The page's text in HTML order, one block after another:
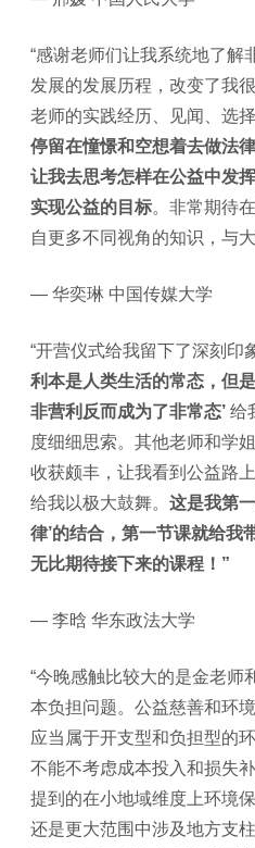
“感谢老师们让我系统地了解
发展的发展历程，改变了我
老师的实践经历、见闻、选
停留在憧憬和空想着去做法
让我去思考怎样在公益中发
实现公益的目标。非常期待
自更多不同视角的知识，与
— 华奕琳 中国传媒大学
“开营仪式给我留下了深刻印
利本是人类生活的常态，但
非营利反而成为了非常态’ 给
度细细思索。其他老师和学
收获颇丰，让我看到公益路
给我以极大鼓舞。 这是我第
律’的结合，第一节课就给我
无比期待接下来的课程！”
— 李晗 华东政法大学
“今晚感触比较大的是金老师
本负担问题。公益慈善和环
应当属于开支型和负担型的
不能不考虑成本投入和损失
提到的在小地域维度上环境
还是更大范围中涉及地方支